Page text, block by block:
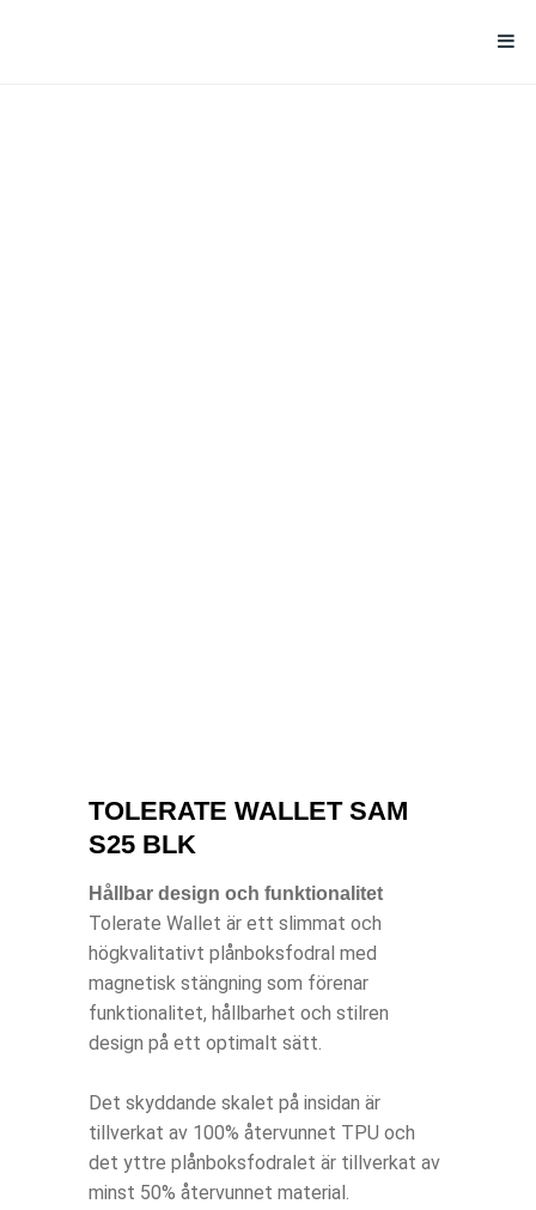
TOLERATE WALLET SAM
S25 BLK
Hållbar design och funktionalitet
Tolerate Wallet är ett slimmat och
högkvalitativt plånboksfodral med
magnetisk stängning som förenar
funktionalitet, hållbarhet och stilren
design på ett optimalt sätt.
Det skyddande skalet på insidan är
tillverkat av 100% återvunnet TPU och
det yttre plånboksfodralet är tillverkat av
minst 50% återvunnet material.